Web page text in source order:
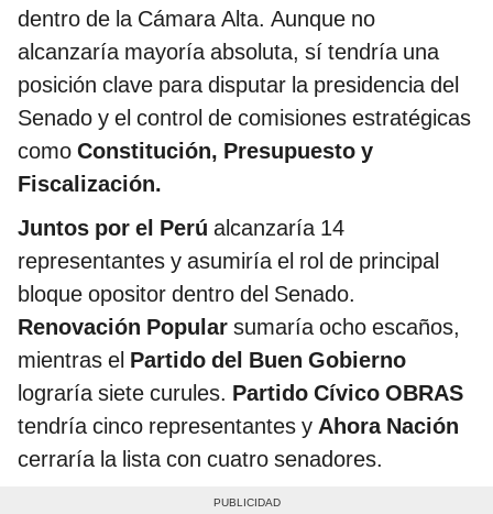
dentro de la Cámara Alta. Aunque no
alcanzaría mayoría absoluta, sí tendría una
posición clave para disputar la presidencia del
Senado y el control de comisiones estratégicas
como Constitución, Presupuesto y
Fiscalización.
Juntos por el Perú alcanzaría 14
representantes y asumiría el rol de principal
bloque opositor dentro del Senado.
Renovación Popular sumaría ocho escaños,
mientras el Partido del Buen Gobierno
lograría siete curules. Partido Cívico OBRAS
tendría cinco representantes y Ahora Nación
cerraría la lista con cuatro senadores.